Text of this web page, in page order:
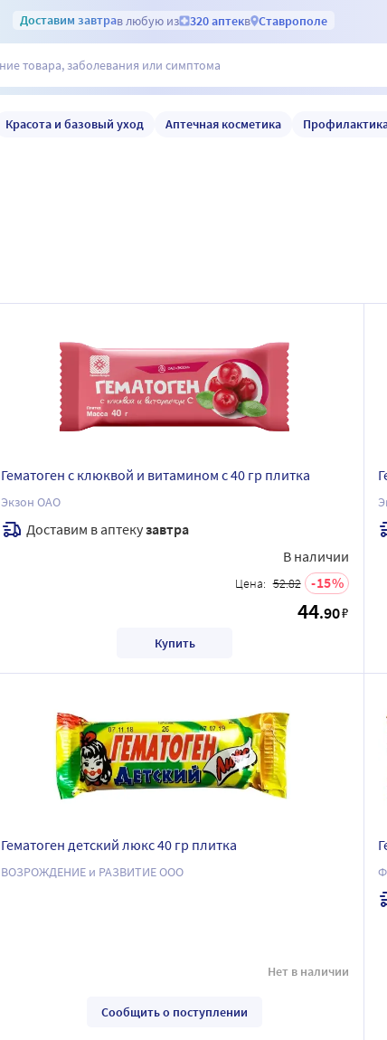
Доставим завтрав любую из 320 аптекв Ставрополе
Красота и базовый уход Аптечная косметика
Гематоген с клюквой и витамином с 40 гр плитка
Экзон ОАО
Доставим в аптекузавтра
В наличии
Цена: 52.82 15
44.90₽
Купить
Гематоген детский люкс 40 гр плитка
ВОЗРОЖДЕНИЕ и РАЗВИТИЕ ООО
Нет в наличии
Сообщить о поступлении